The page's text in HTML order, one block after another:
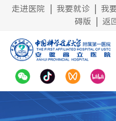
走进医院 我要就诊 我
碍版
返